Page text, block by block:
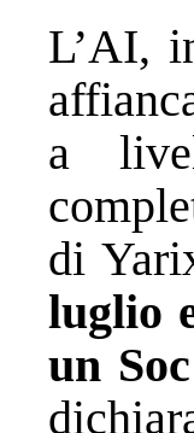
L’AI,
a
di
luglio
un